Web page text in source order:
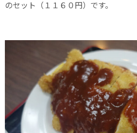
のセット（１１６０円）です。